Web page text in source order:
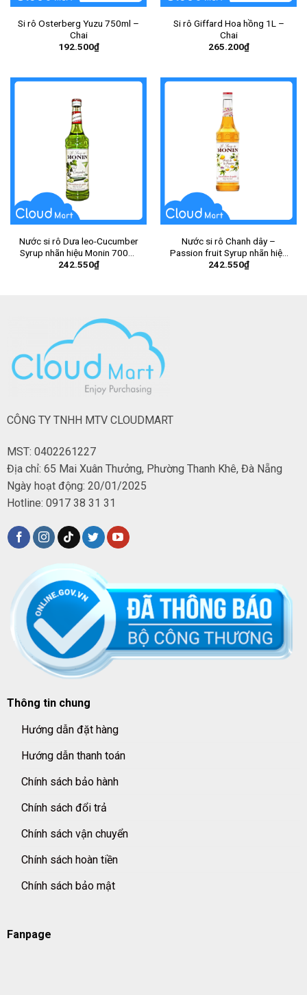
Si rô Osterberg Yuzu 750ml –
Chai
192.500₫
Si rô Giffard Hoa hồng 1L –
Chai
265.200₫
Nước si rô Dưa leo-Cucumber
Syrup nhãn hiệu Monin 700ml
– Chai
242.550₫
Nước si rô Chanh dây –
Passion fruit Syrup nhãn hiệu
Monin 700ml – Chai
242.550₫
CÔNG TY TNHH MTV CLOUDMART
MST: 0402261227
Địa chỉ: 65 Mai Xuân Thưởng, Phường Thanh Khê, Đà Nẵng
Ngày hoạt động: 20/01/2025
Hotline: 0917 38 31 31
Thông tin chung
Hướng dẫn đặt hàng
Hướng dẫn thanh toán
Chính sách bảo hành
Chính sách đổi trả
Chính sách vận chuyển
Chính sách hoàn tiền
Chính sách bảo mật
Fanpage